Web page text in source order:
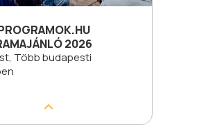
2026
Több budapesti